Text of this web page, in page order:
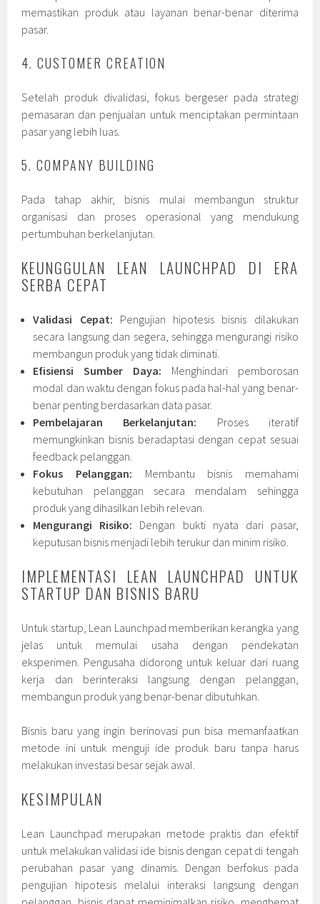
memastikan produk atau layanan benar-benar diterima
pasar.
4. CUSTOMER CREATION
Setelah produk divalidasi, fokus bergeser pada strategi
pemasaran dan penjualan untuk menciptakan permintaan
pasar yang lebih luas.
5. COMPANY BUILDING
Pada tahap akhir, bisnis mulai membangun struktur
organisasi dan proses operasional yang mendukung
pertumbuhan berkelanjutan.
KEUNGGULAN LEAN LAUNCHPAD DI ERA
SERBA CEPAT
Validasi Cepat: Pengujian hipotesis bisnis dilakukan
secara langsung dan segera, sehingga mengurangi risiko
membangun produk yang tidak diminati.
Efisiensi Sumber Daya: Menghindari pemborosan
modal dan waktu dengan fokus pada hal-hal yang benar-
benar penting berdasarkan data pasar.
Pembelajaran Berkelanjutan: Proses iteratif
memungkinkan bisnis beradaptasi dengan cepat sesuai
feedback pelanggan.
Fokus Pelanggan: Membantu bisnis memahami
kebutuhan pelanggan secara mendalam sehingga
produk yang dihasilkan lebih relevan.
Mengurangi Risiko: Dengan bukti nyata dari pasar,
keputusan bisnis menjadi lebih terukur dan minim risiko.
IMPLEMENTASI LEAN LAUNCHPAD UNTUK
STARTUP DAN BISNIS BARU
Untuk startup, Lean Launchpad memberikan kerangka yang
jelas untuk memulai usaha dengan pendekatan
eksperimen. Pengusaha didorong untuk keluar dari ruang
kerja dan berinteraksi langsung dengan pelanggan,
membangun produk yang benar-benar dibutuhkan.
Bisnis baru yang ingin berinovasi pun bisa memanfaatkan
metode ini untuk menguji ide produk baru tanpa harus
melakukan investasi besar sejak awal.
KESIMPULAN
Lean Launchpad merupakan metode praktis dan efektif
untuk melakukan validasi ide bisnis dengan cepat di tengah
perubahan pasar yang dinamis. Dengan berfokus pada
pengujian hipotesis melalui interaksi langsung dengan